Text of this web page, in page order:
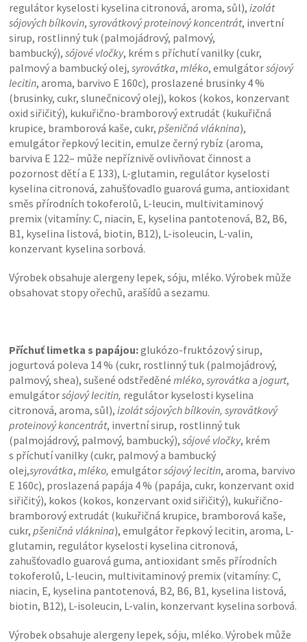
regulátor kyselosti kyselina citronová, aroma, sůl),izolát
sójových bílkovin,syrovátkový proteinový koncentrát, invertní
sirup, rostlinný tuk (palmojádrový, palmový,
bambucký),sójové vločky, krém s příchutí vanilky (cukr,
palmový a bambucký olej,syrovátka,mléko, emulgátorsójový
lecitin, aroma, barvivo E 160c), proslazené brusinky 4 %
(brusinky, cukr, slunečnicový olej), kokos (kokos, konzervant
oxid siřičitý), kukuřično-bramborový extrudát (kukuřičná
krupice, bramborová kaše, cukr,pšeničná vláknina),
emulgátor řepkový lecitin, emulze černý rybíz (aroma,
barviva E 122– může nepříznivě ovlivňovat činnost a
pozornost dětí a E 133), L-glutamin, regulátor kyselosti
kyselina citronová, zahušťovadlo guarová guma, antioxidant
směs přírodních tokoferolů, L-leucin, multivitaminový
premix (vitamíny: C, niacin, E, kyselina pantotenová, B2, B6,
B1, kyselina listová, biotin, B12), L-isoleucin, L-valin,
konzervant kyselina sorbová.
Výrobek obsahuje alergeny lepek, sóju, mléko. Výrobek může
obsahovat stopy ořechů, arašídů a sezamu.
Příchuť limetka s papájou:glukózo-fruktózový sirup,
jogurtová poleva 14 % (cukr, rostlinný tuk (palmojádrový,
palmový, shea), sušené odstředěnémléko,syrovátka a jogurt,
emulgátorsójový lecitin, regulátor kyselosti kyselina
citronová, aroma, sůl), izolát sójových bílkovin, syrovátkový
proteinový koncentrát, invertní sirup, rostlinný tuk
(palmojádrový, palmový, bambucký),sójové vločky, krém
s příchutí vanilky (cukr, palmový a bambucký
olej,syrovátka,mléko, emulgátorsójový lecitin, aroma, barvivo
E 160c), proslazená papája 4 % (papája, cukr, konzervant oxid
siřičitý), kokos (kokos, konzervant oxid siřičitý), kukuřično-
bramborový extrudát (kukuřičná krupice, bramborová kaše,
cukr,pšeničná vláknina), emulgátor řepkový lecitin, aroma, L-
glutamin, regulátor kyselosti kyselina citronová,
zahušťovadlo guarová guma, antioxidant směs přírodních
tokoferolů, L-leucin, multivitaminový premix (vitamíny: C,
niacin, E, kyselina pantotenová, B2, B6, B1, kyselina listová,
biotin, B12), L-isoleucin, L-valin, konzervant kyselina sorbová.
Výrobek obsahuje alergeny lepek, sóju, mléko. Výrobek může